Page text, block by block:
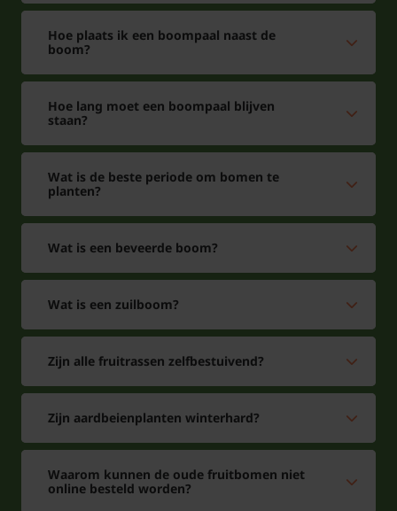
Hoe plaats ik een boompaal naast de
boom?
Hoe lang moet een boompaal blijven
staan?
Wat is de beste periode om bomen te
planten?
Wat is een beveerde boom?
Wat is een zuilboom?
Zijn alle fruitrassen zelfbestuivend?
Zijn aardbeienplanten winterhard?
Waarom kunnen de oude fruitbomen niet
online besteld worden?